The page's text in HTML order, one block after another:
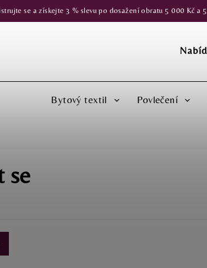
Bytový textil Povlečení
se a získejte 3 % slevu po dosažení obratu 5 000 Kč
se